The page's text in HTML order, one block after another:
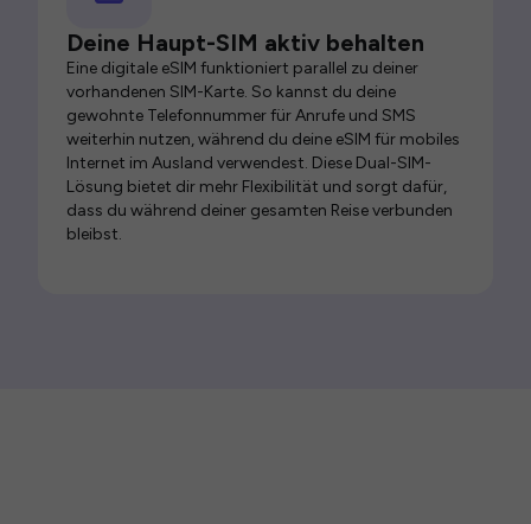
Deine Haupt-SIM aktiv behalten
Eine digitale eSIM funktioniert parallel zu deiner
vorhandenen SIM-Karte. So kannst du deine
gewohnte Telefonnummer für Anrufe und SMS
weiterhin nutzen, während du deine eSIM für mobiles
Internet im Ausland verwendest. Diese Dual-SIM-
Lösung bietet dir mehr Flexibilität und sorgt dafür,
dass du während deiner gesamten Reise verbunden
bleibst.